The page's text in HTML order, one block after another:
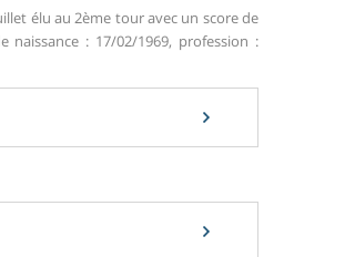
élu au 2ème tour avec un score de
: 17/02/1969, profession :